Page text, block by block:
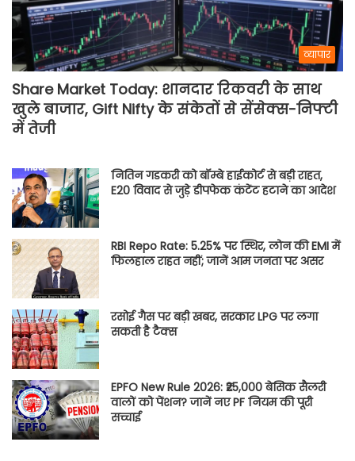
व्यापार
Share Market Today: शानदार रिकवरी के साथ
खुले बाजार, Gift Nifty के संकेतों से सेंसेक्स-निफ्टी
में तेजी
नितिन गडकरी को बॉम्बे हाईकोर्ट से बड़ी राहत,
E20 विवाद से जुड़े डीपफेक कंटेंट हटाने का आदेश
RBI Repo Rate: 5.25% पर स्थिर, लोन की EMI में
फिलहाल राहत नहीं; जानें आम जनता पर असर
रसोई गैस पर बड़ी खबर, सरकार LPG पर लगा
सकती है टैक्स
EPFO New Rule 2026: ₹25,000 बेसिक सैलरी
वालों को पेंशन? जानें नए PF नियम की पूरी
सच्चाई